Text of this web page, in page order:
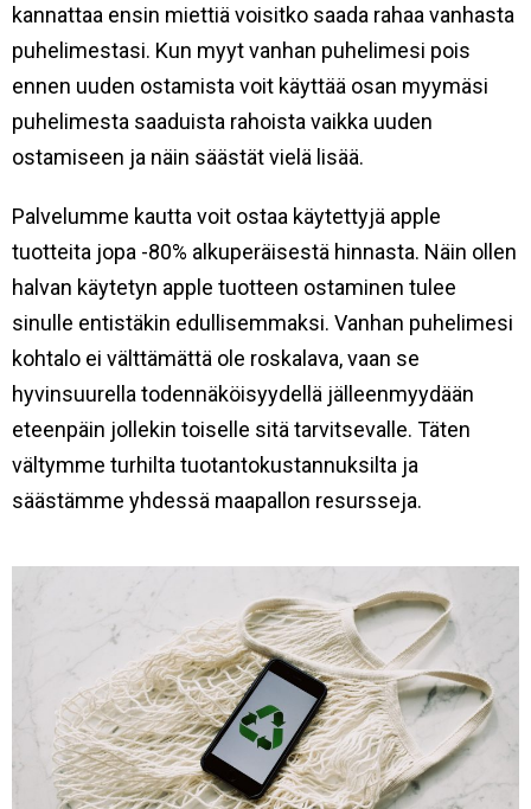
kannattaa ensin miettiä voisitko saada rahaa vanhasta
puhelimestasi. Kun myyt vanhan puhelimesi pois
ennen uuden ostamista voit käyttää osan myymäsi
puhelimesta saaduista rahoista vaikka uuden
ostamiseen ja näin säästät vielä lisää.
Palvelumme kautta voit ostaa käytettyjä apple
tuotteita jopa -80% alkuperäisestä hinnasta. Näin ollen
halvan käytetyn apple tuotteen ostaminen tulee
sinulle entistäkin edullisemmaksi. Vanhan puhelimesi
kohtalo ei välttämättä ole roskalava, vaan se
hyvinsuurella todennäköisyydellä jälleenmyydään
eteenpäin jollekin toiselle sitä tarvitsevalle. Täten
vältymme turhilta tuotantokustannuksilta ja
säästämme yhdessä maapallon resursseja.